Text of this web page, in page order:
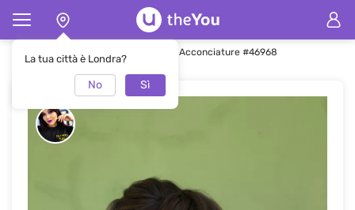
La tua città è Londra?
No Sì
Pagina principale Acconciature Acconciature #46968